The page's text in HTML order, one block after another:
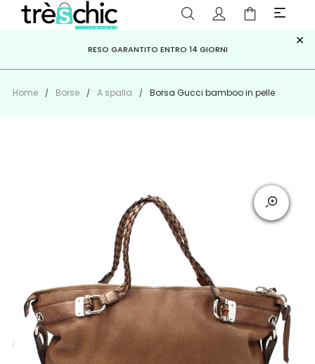
PAGA A RATE CONKLARNA,HEYLIGHT, APPAGO
ISCRIVITI ALLA NEWSLETTER PER NON PERDERE SCONTI E
OFFERTE IMPERDIBILI!
RESO GARANTITO ENTRO 14 GIORNI ×
Home Borse A spalla Borsa Gucci bamboo in pelle